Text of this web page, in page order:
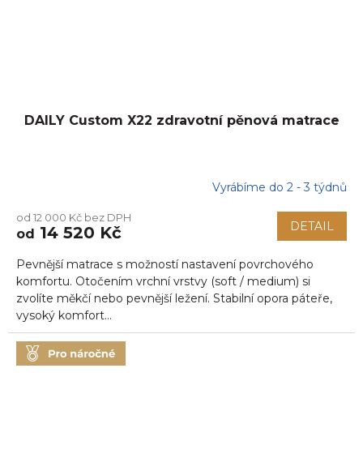
DAILY Custom X22 zdravotní pěnová matrace
produktu
je
z
5
hvězdiček.
Vyrábíme do 2 - 3 týdnů
od 12 000 Kč bez DPH
od 14 520 Kč DETAIL
Pevnější matrace s možností nastavení povrchového
komfortu. Otočením vrchní vrstvy (soft / medium) si
zvolíte měkčí nebo pevnější ležení. Stabilní opora páteře,
vysoký komfort...